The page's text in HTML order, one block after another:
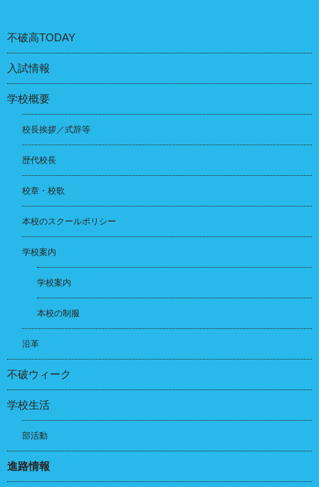
不破高TODAY
入試情報
学校概要
校長挨拶／式辞等
歴代校長
校章・校歌
本校のスクールポリシー
学校案内
学校案内
本校の制服
沿革
不破ウィーク
学校生活
部活動
進路情報